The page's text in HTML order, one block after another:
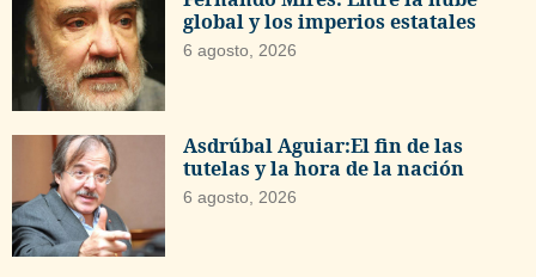
global y los imperios estatales
6 agosto, 2026
Asdrúbal Aguiar:El fin de las
tutelas y la hora de la nación
6 agosto, 2026